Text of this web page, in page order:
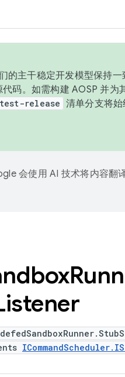
的主干稳定开发模型保持
码。如需构建 AOSP 并为
release 清单分支将
会使用 AI 技术将内容翻